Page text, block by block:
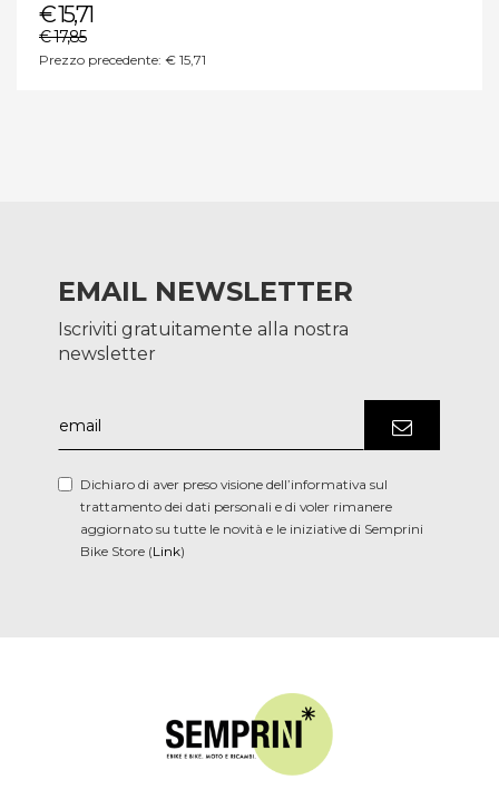
€ 15,71
€ 17,85
Prezzo precedente: € 15,71
EMAIL NEWSLETTER
Iscriviti gratuitamente alla nostra
newsletter
Dichiaro di aver preso visione dell’informativa sul
trattamento dei dati personali e di voler rimanere
aggiornato su tutte le novità e le iniziative di Semprini
Bike Store (Link)